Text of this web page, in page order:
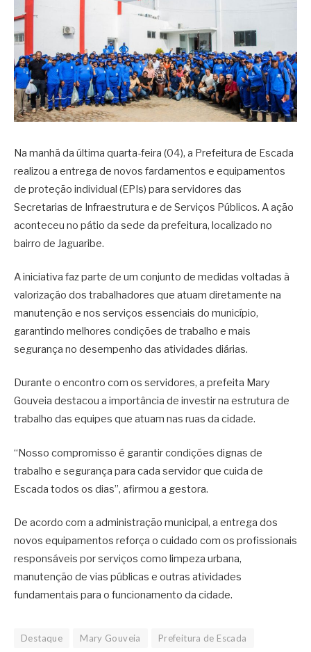
Na manhã da última quarta-feira (04), a Prefeitura de Escada
realizou a entrega de novos fardamentos e equipamentos
de proteção individual (EPIs) para servidores das
Secretarias de Infraestrutura e de Serviços Públicos. A ação
aconteceu no pátio da sede da prefeitura, localizado no
bairro de Jaguaribe.
A iniciativa faz parte de um conjunto de medidas voltadas à
valorização dos trabalhadores que atuam diretamente na
manutenção e nos serviços essenciais do município,
garantindo melhores condições de trabalho e mais
segurança no desempenho das atividades diárias.
Durante o encontro com os servidores, a prefeita Mary
Gouveia destacou a importância de investir na estrutura de
trabalho das equipes que atuam nas ruas da cidade.
“Nosso compromisso é garantir condições dignas de
trabalho e segurança para cada servidor que cuida de
Escada todos os dias”, afirmou a gestora.
De acordo com a administração municipal, a entrega dos
novos equipamentos reforça o cuidado com os profissionais
responsáveis por serviços como limpeza urbana,
manutenção de vias públicas e outras atividades
fundamentais para o funcionamento da cidade.
Destaque Mary Gouveia Prefeitura de Escada